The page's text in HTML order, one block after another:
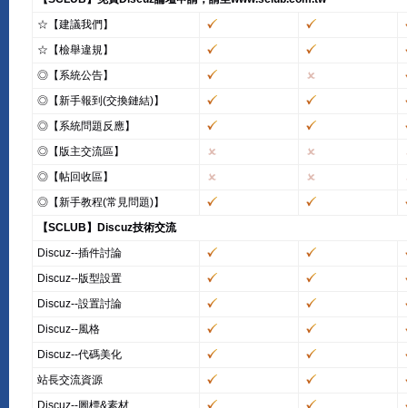
☆【建議我們】
☆【檢舉違規】
◎【系統公告】
◎【新手報到(交換鏈結)】
◎【系統問題反應】
◎【版主交流區】
◎【帖回收區】
◎【新手教程(常見問題)】
【SCLUB】Discuz技術交流
Discuz--插件討論
Discuz--版型設置
Discuz--設置討論
Discuz--風格
Discuz--代碼美化
站長交流資源
Discuz--圖標&素材